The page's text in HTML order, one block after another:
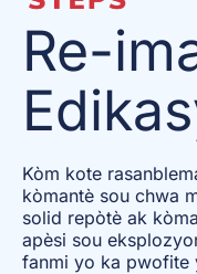
Re-
Kòm kote
kòmantè sou chwa
solid repòtè ak
apèsi sou
fanmi yo ka pwofite